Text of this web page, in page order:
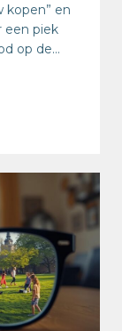
kopen” en
een piek
op de…